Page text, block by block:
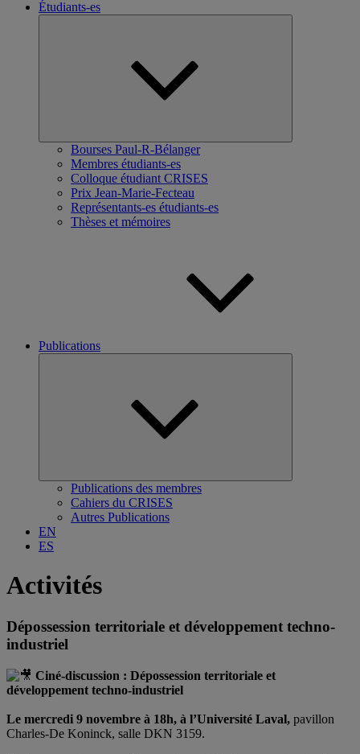
Étudiants-es
Bourses Paul-R-Bélanger
Membres étudiants-es
Colloque étudiant CRISES
Prix Jean-Marie-Fecteau
Représentants-es étudiants-es
Thèses et mémoires
Publications
Publications des membres
Cahiers du CRISES
Autres Publications
EN
ES
Activités
Dépossession territoriale et développement techno-
industriel
Ciné-discussion : Dépossession territoriale et
développement techno-industriel
Le mercredi 9 novembre à 18h, à l’Université Laval, pavillon
Charles-De Koninck, salle DKN 3159.